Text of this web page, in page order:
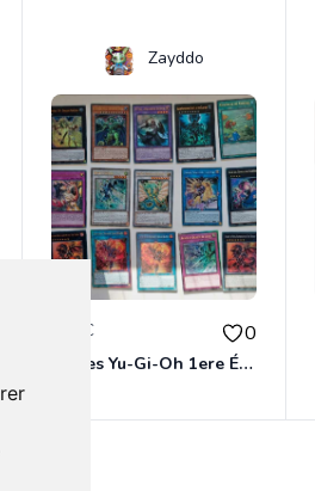
Zayddo
1.00€ 0
Cartes Yu-Gi-Oh 1ere Édition 25e anniversaire